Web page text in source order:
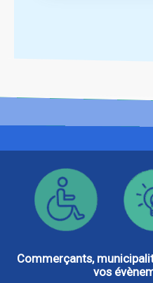
Commerçants,
vos